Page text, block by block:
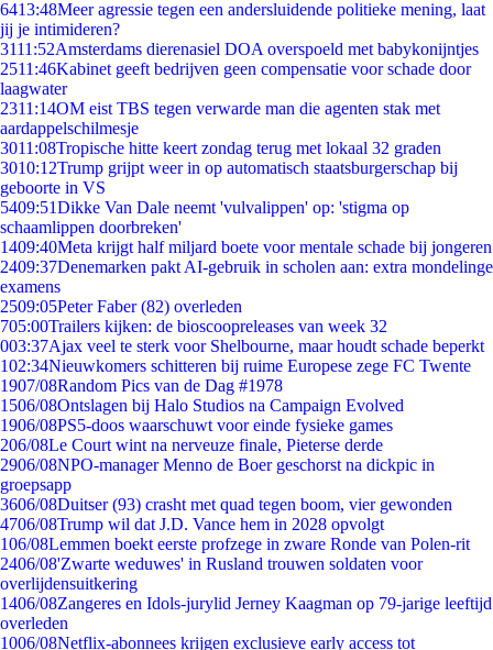
6413:48Meer agressie tegen een andersluidende politieke mening, laat
jij je intimideren?
3111:52Amsterdams dierenasiel DOA overspoeld met babykonijntjes
2511:46Kabinet geeft bedrijven geen compensatie voor schade door
laagwater
2311:14OM eist TBS tegen verwarde man die agenten stak met
aardappelschilmesje
3011:08Tropische hitte keert zondag terug met lokaal 32 graden
3010:12Trump grijpt weer in op automatisch staatsburgerschap bij
geboorte in VS
5409:51Dikke Van Dale neemt 'vulvalippen' op: 'stigma op
schaamlippen doorbreken'
1409:40Meta krijgt half miljard boete voor mentale schade bij jongeren
2409:37Denemarken pakt AI-gebruik in scholen aan: extra mondelinge
examens
2509:05Peter Faber (82) overleden
705:00Trailers kijken: de bioscoopreleases van week 32
003:37Ajax veel te sterk voor Shelbourne, maar houdt schade beperkt
102:34Nieuwkomers schitteren bij ruime Europese zege FC Twente
1907/08Random Pics van de Dag #1978
1506/08Ontslagen bij Halo Studios na Campaign Evolved
1906/08PS5-doos waarschuwt voor einde fysieke games
206/08Le Court wint na nerveuze finale, Pieterse derde
2906/08NPO-manager Menno de Boer geschorst na dickpic in
groepsapp
3606/08Duitser (93) crasht met quad tegen boom, vier gewonden
4706/08Trump wil dat J.D. Vance hem in 2028 opvolgt
106/08Lemmen boekt eerste profzege in zware Ronde van Polen-rit
2406/08'Zwarte weduwes' in Rusland trouwen soldaten voor
overlijdensuitkering
1406/08Zangeres en Idols-jurylid Jerney Kaagman op 79-jarige leeftijd
overleden
1006/08Netflix-abonnees krijgen exclusieve early access tot